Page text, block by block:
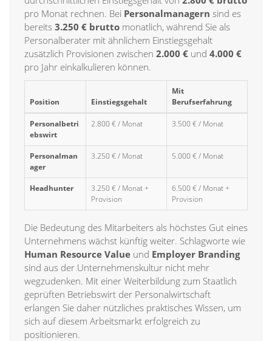
pro Monat rechnen. Bei Personalmanagern sind es
bereits 3.250 € brutto monatlich, während Sie als
Personalberater mit ähnlichem Einstiegsgehalt
zusätzlich Provisionen zwischen 2.000 € und 4.000 €
pro Jahr einkalkulieren können.
Position Einstiegsgehalt
Mit
Berufserfahrung
Personalbetri
ebswirt
2.800 € / Monat 3.500 € / Monat
Personalman
ager
3.250 € / Monat 5.000 € / Monat
Headhunter
3.250 € / Monat +
Provision
6.500 € / Monat +
Provision
Die Bedeutung des Mitarbeiters als höchstes Gut eines
Unternehmens wächst künftig weiter. Schlagworte wie
Human Resource Value und Employer Branding
sind aus der Unternehmenskultur nicht mehr
wegzudenken. Mit einer Weiterbildung zum Staatlich
geprüften Betriebswirt der Personalwirtschaft
erlangen Sie daher nützliches praktisches Wissen, um
sich auf diesem Arbeitsmarkt erfolgreich zu
positionieren.